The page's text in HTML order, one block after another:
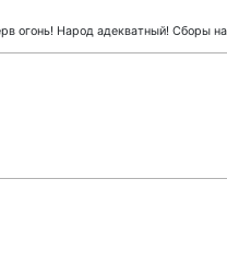
огонь! Народ адекватный! Сборы